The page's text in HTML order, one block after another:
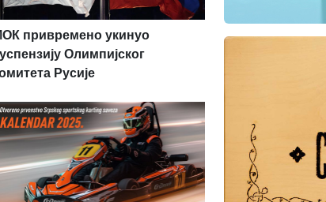
привремено укинуо
Олимпијског
Русије